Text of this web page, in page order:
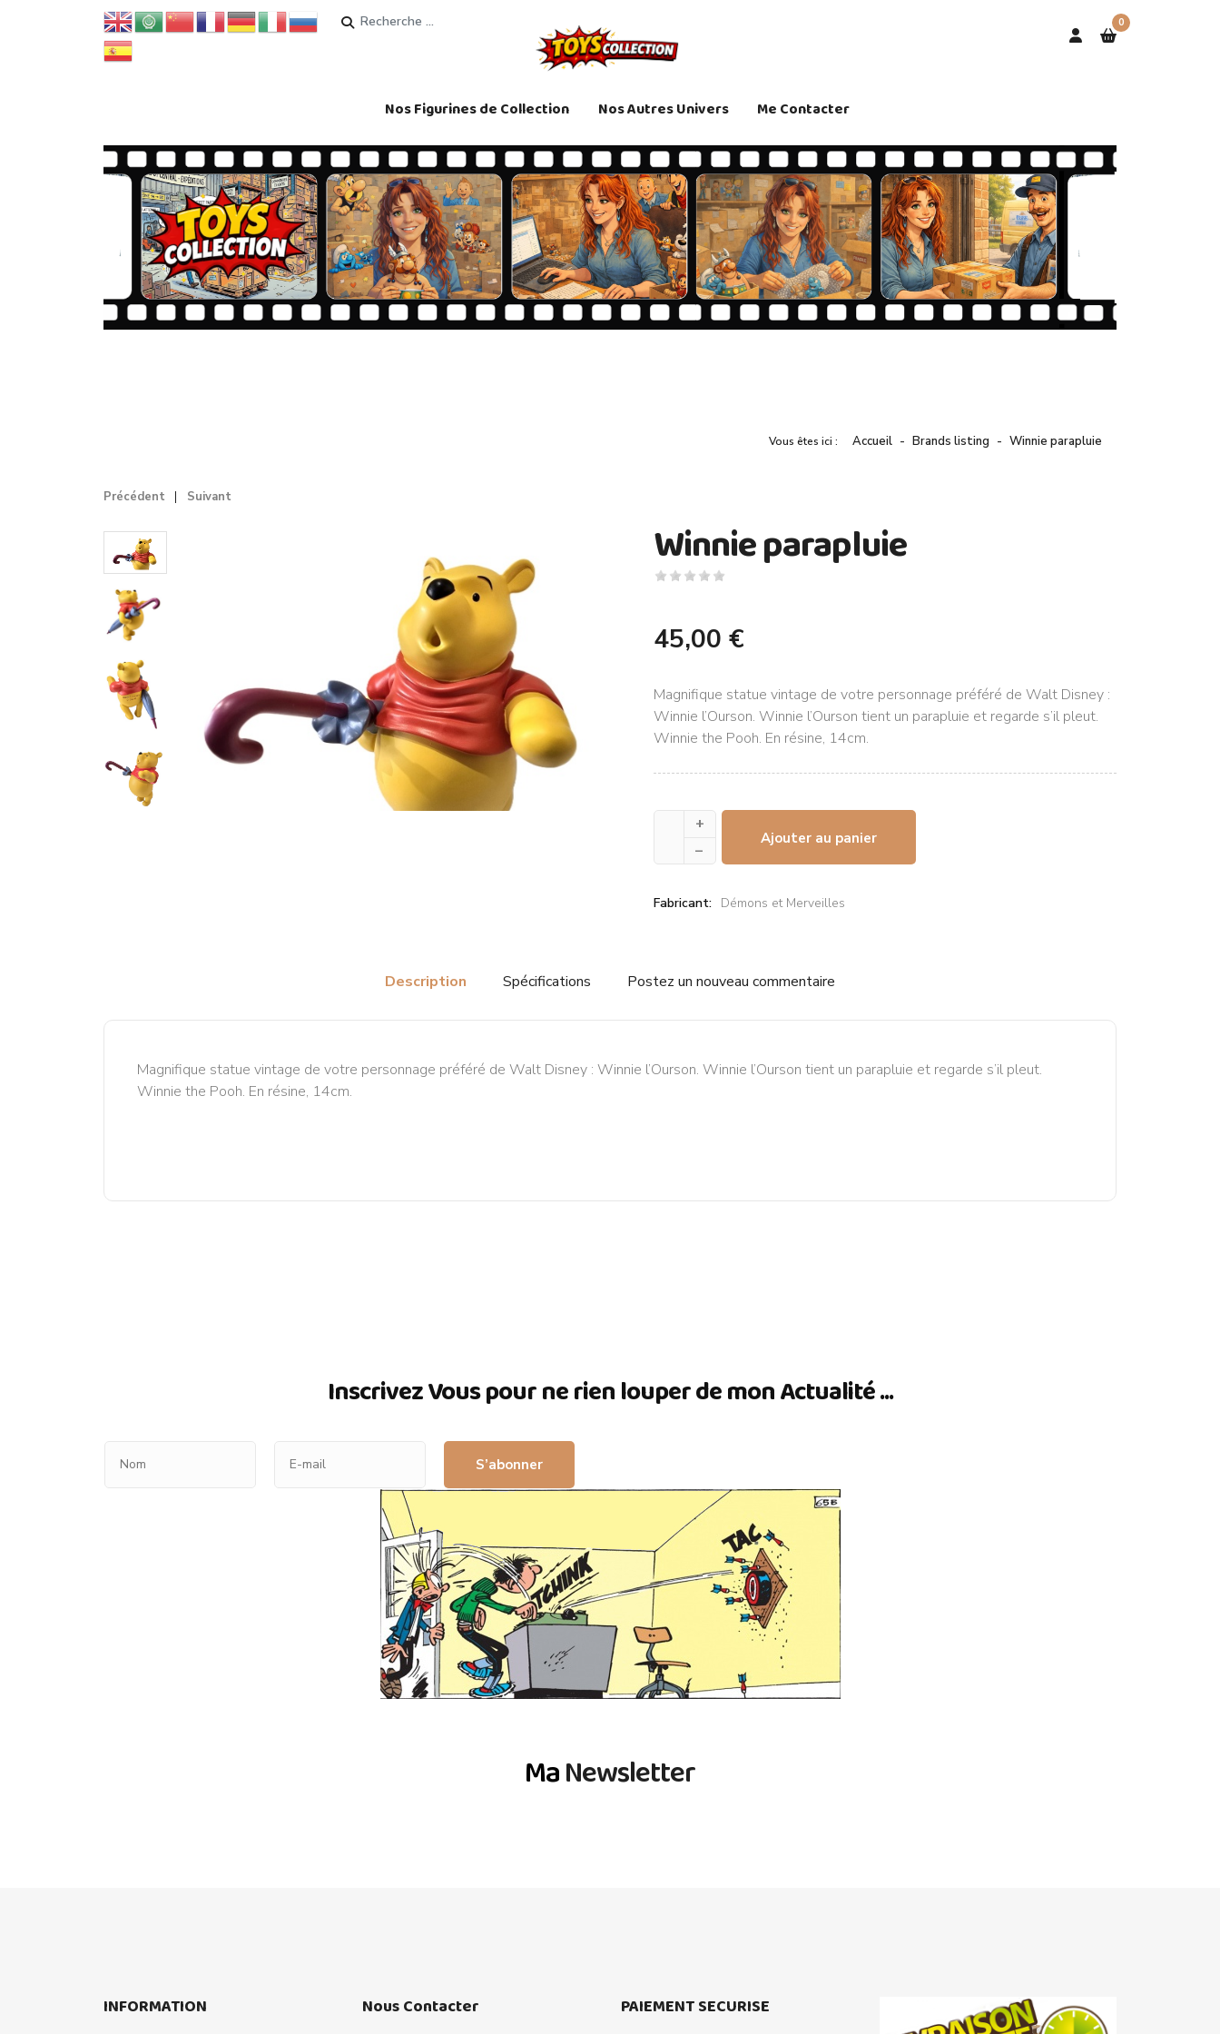
Rechercher 0
Nos Figurines de Collection Nos Autres Univers Me Contacter
Vous êtes ici : Accueil Brands listing Winnie parapluie
Précédent Suivant
Winnie parapluie
45,00 €
Magnifique statue vintage de votre personnage préféré de Walt Disney :
Winnie l’Ourson. Winnie l’Ourson tient un parapluie et regarde s’il pleut.
Winnie the Pooh. En résine, 14cm.
+
–
Ajouter au panier
Fabricant: Démons et Merveilles
Description Spécifications Postez un nouveau commentaire
Magnifique statue vintage de votre personnage préféré de Walt Disney : Winnie l’Ourson. Winnie l’Ourson tient un parapluie et regarde s’il pleut.
Winnie the Pooh. En résine, 14cm.
Inscrivez Vous pour ne rien louper de mon Actualité ...
S’abonner
MaNewsletter
INFORMATION Nous Contacter PAIEMENT SECURISE